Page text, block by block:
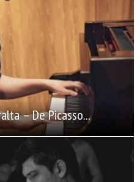
– De Picasso...